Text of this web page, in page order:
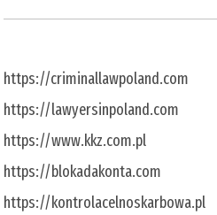
https://criminallawpoland.com
https://lawyersinpoland.com
https://www.kkz.com.pl
https://blokadakonta.com
https://kontrolacelnoskarbowa.pl